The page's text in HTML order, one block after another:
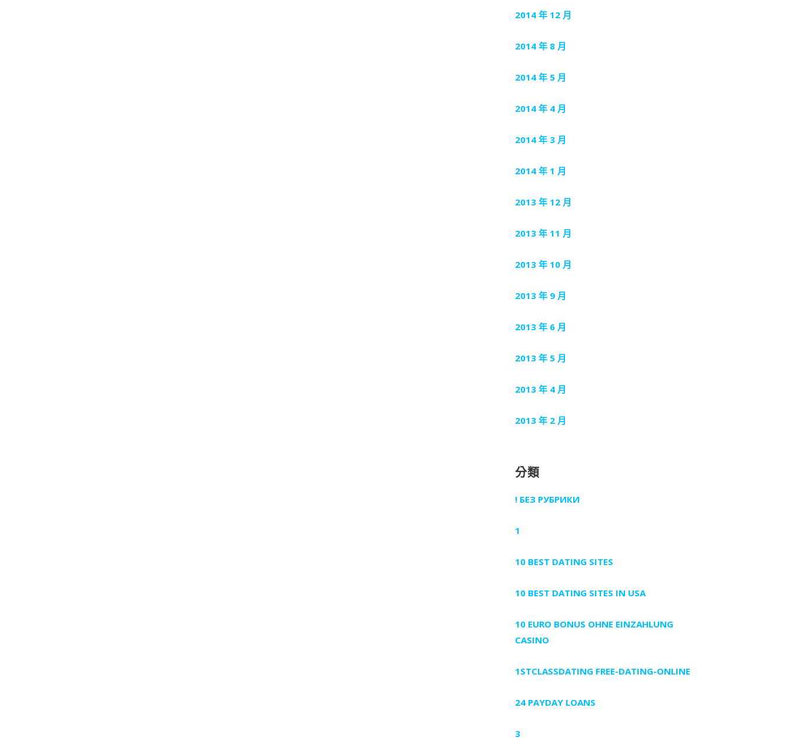
2014 年 12 月
2014 年 8 月
2014 年 5 月
2014 年 4 月
2014 年 3 月
2014 年 1 月
2013 年 12 月
2013 年 11 月
2013 年 10 月
2013 年 9 月
2013 年 6 月
2013 年 5 月
2013 年 4 月
2013 年 2 月
分類
! БЕЗ РУБРИКИ
1
10 BEST DATING SITES
10 BEST DATING SITES IN USA
10 EURO BONUS OHNE EINZAHLUNG
CASINO
1STCLASSDATING FREE-DATING-ONLINE
24 PAYDAY LOANS
3